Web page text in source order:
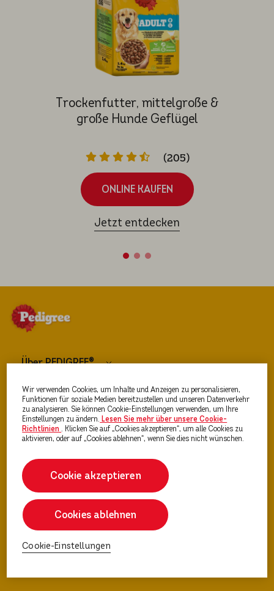
Trocken­fut­ter, mittel­gro­ße &
große Hunde Geflügel
(205)
ONLINE KAUFEN
Jetzt entdecken
Über PEDIGREE®
Hundefutter
Ratgeber Hunde & Welpen
Cookie-Einstellungen
Wir verwenden Cookies, um Inhalte und Anzeigen zu personalisieren,
Funktionen für soziale Medien bereitzustellen und unseren Datenverkehr
zu analysieren. Sie können Cookie-Einstellungen verwenden, um Ihre
Einstellungen zu ändern. Lesen Sie mehr über unsere Cookie-
Richtlinien(opens in a new tab)
. Klicken Sie auf „Cookies akzeptieren“, um alle Cookies zu
aktivieren, oder auf „Cookies ablehnen“, wenn Sie dies nicht wünschen.
Cookie-Einstellungen
Cookies ablehnen
Cookie akzeptieren